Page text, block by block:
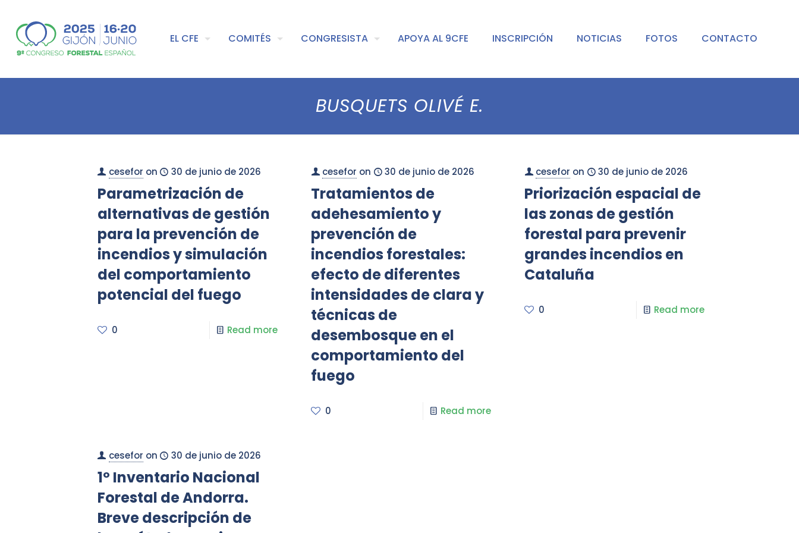
EL CFE COMITÉS CONGRESISTA APOYA AL 9CFE INSCRIPCIÓN NOTICIAS FOTOS CONTACTO
BUSQUETS OLIVÉ E.
cesefor on 30 de junio de 2026
Parametrización de
alternativas de gestión
para la prevención de
incendios y simulación
del comportamiento
potencial del fuego
0 Read more
cesefor on 30 de junio de 2026
Tratamientos de
adehesamiento y
prevención de
incendios forestales:
efecto de diferentes
intensidades de clara y
técnicas de
desembosque en el
comportamiento del
fuego
0 Read more
cesefor on 30 de junio de 2026
Priorización espacial de
las zonas de gestión
forestal para prevenir
grandes incendios en
Cataluña
0 Read more
cesefor on 30 de junio de 2026
1º Inventario Nacional
Forestal de Andorra.
Breve descripción de